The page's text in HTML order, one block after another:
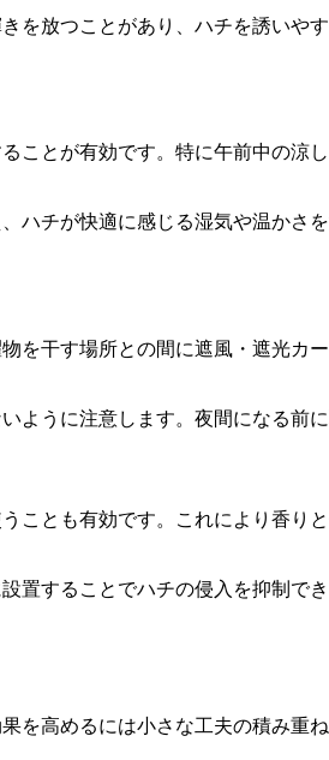
を放つことがあり、ハチを誘いや
ことが有効です。特に午前中の涼
ハチが快適に感じる湿気や温かさ
を干す場所との間に遮風・遮光カ
うに注意します。夜間になる前
ことも有効です。これにより香り
することでハチの侵入を抑制で
を高めるには小さな工夫の積み重ね